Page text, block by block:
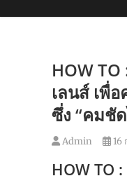
HOW TO
เลนส์ เพื่
ซึ่ง “คมชั
Admin 16
HOW TO